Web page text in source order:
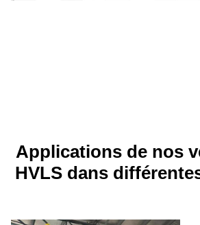
Applications de nos
HVLS dans